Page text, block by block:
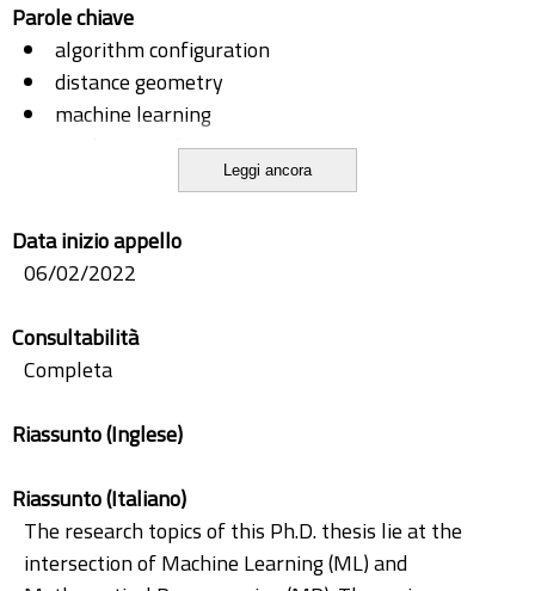
Parole chiave
algorithm configuration
distance geometry
machine learning
mathematical optimization
mathematical programming
optimization solvers
parameter tuning
Leggi ancora
Data inizio appello
06/02/2022
Consultabilità
Completa
Riassunto (Inglese)
Riassunto (Italiano)
The research topics of this Ph.D. thesis lie at the
intersection of Machine Learning (ML) and